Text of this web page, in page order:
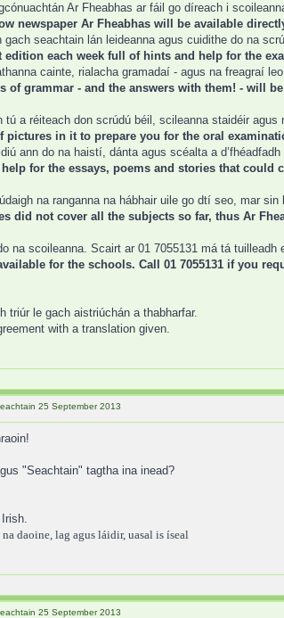
Ar Fheabhas ar fáil go díreach i
newspaper Ar Fheabhas will be available
gach seachtain lán leideanna agus cuidithe do na
edition each week full of hints and help for the
cainte, rialacha gramadaí - agus na freagraí
of grammar - and the answers with them! - will
tú a réiteach don scrúdú béil, scileanna staidéir agus
pictures in it to prepare you for the oral
ann do na haistí, dánta agus scéalta a
for the essays, poems and stories that could
na ranganna na hábhair uile go dtí seo, mar
did not cover all the subjects so far, thus Ar
na scoileanna. Scairt ar 01 7055131 má tá tuilleadh
for the schools. Call 01 7055131 if you
triúr le gach aistriúchán a thabharfar.
with a translation given.
25 September 2013
"Seachtain" tagtha ina inead?
daoine, lag agus láidir, uasal is íseal
25 September 2013